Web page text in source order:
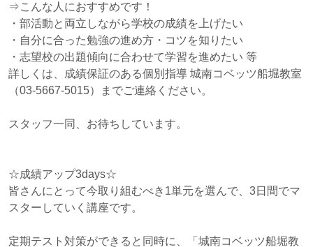
⇒こんな人におすすめです！
・部活動と両立しながら学校の成績を上げたい
・自分に合った勉強の進め方・コツを知りたい
・志望校の出題傾向に合わせて学習を進めたい 等
詳しくは、成績保証のある個別指導 城南コベッツ船堀教室
（03-5667-5015）までご連絡ください。
スタッフ一同、お待ちしています。
☆成績アップ3days☆
皆さんにとって今取り組むべき1単元を選んで、3日間でマ
スターしていく講座です。
定期テスト対策ができると同時に、「城南コベッツ船堀教